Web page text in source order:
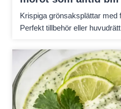
Krispiga grönsaksplättar
Perfekt tillbehör eller